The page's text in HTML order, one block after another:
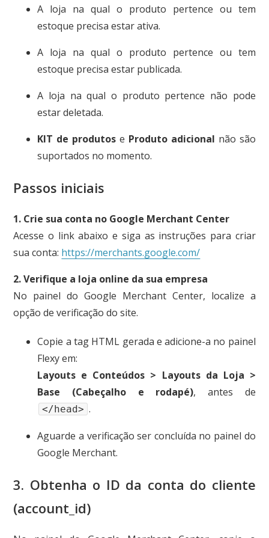
A loja na qual o produto pertence ou tem
estoque precisa estar ativa.
A loja na qual o produto pertence ou tem
estoque precisa estar publicada.
A loja na qual o produto pertence não pode
estar deletada.
KIT de produtos e Produto adicional não são
suportados no momento.
Passos iniciais
1. Crie sua conta no Google Merchant Center
Acesse o link abaixo e siga as instruções para criar
sua conta: https://merchants.google.com/
2. Verifique a loja online da sua empresa
No painel do Google Merchant Center, localize a
opção de verificação do site.
Copie a tag HTML gerada e adicione-a no painel
Flexy em:
Layouts e Conteúdos > Layouts da Loja >
Base (Cabeçalho e rodapé), antes de
</head> .
Aguarde a verificação ser concluída no painel do
Google Merchant.
3. Obtenha o ID da conta do cliente
(account_id)